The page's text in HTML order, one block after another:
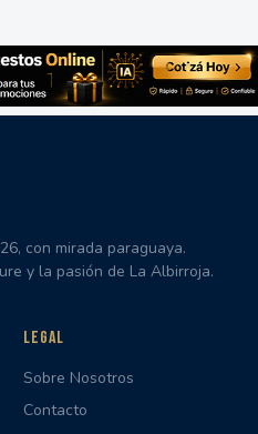
con mirada paraguaya.
y la pasión de La Albirroja.
LEGAL
Sobre Nosotros
Contacto